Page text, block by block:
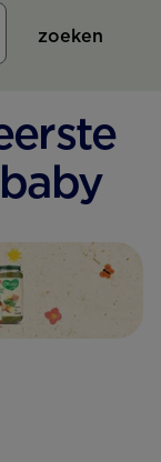
zoeken